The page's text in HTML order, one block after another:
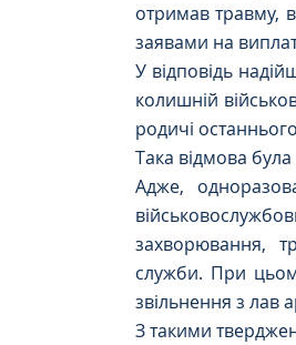
отримав травму,
заявами на
У відповідь
колишній
родичі
Така відмова
Адже,
захворювання,
служби. При
звільнення з лав
З такими